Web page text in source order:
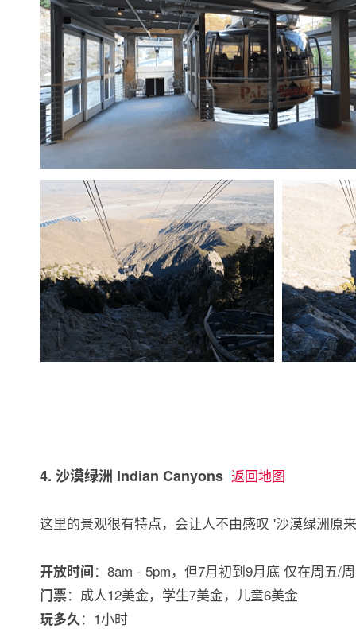
4. 沙漠绿洲 Indian Canyons 返回地图
这里的景观很有特点，会让人不由感叹 '沙漠绿洲原
开放时间：8am - 5pm，但7月初到9月底 仅在周五/
门票：成人12美金，学生7美金，儿童6美金
玩多久：1小时